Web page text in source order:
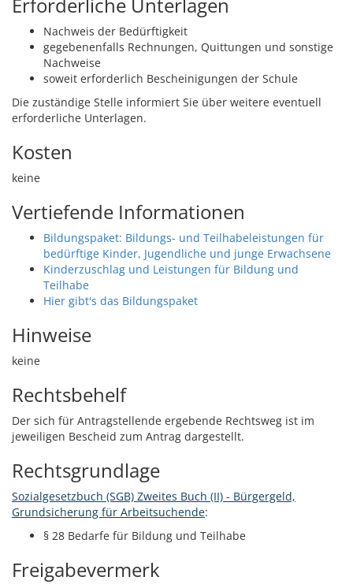
Nachweis der Bedürftigkeit
gegebenenfalls Rechnungen, Quittungen und sonstige
Nachweise
soweit erforderlich Bescheinigungen der Schule
Die zuständige Stelle informiert Sie über weitere eventuell
erforderliche Unterlagen.
Kosten
keine
Vertiefende Informationen
Bildungspaket: Bildungs- und Teilhabeleistungen für
bedürftige Kinder, Jugendliche und junge Erwachsene
Kinderzuschlag und Leistungen für Bildung und
Teilhabe
Hier gibt's das Bildungspaket
Hinweise
keine
Rechtsbehelf
Der sich für Antragstellende ergebende Rechtsweg ist im
jeweiligen Bescheid zum Antrag dargestellt.
Rechtsgrundlage
Sozialgesetzbuch (SGB) Zweites Buch (II) - Bürgergeld,
Grundsicherung für Arbeitsuchende:
§ 28 Bedarfe für Bildung und Teilhabe
Freigabevermerk